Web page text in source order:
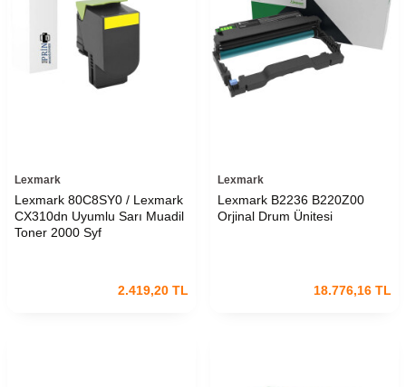
Lexmark
Lexmark 80C8SY0 / Lexmark
CX310dn Uyumlu Sarı Muadil
Toner 2000 Syf
2.419,20 TL
Lexmark
Lexmark B2236 B220Z00
Orjinal Drum Ünitesi
18.776,16 TL